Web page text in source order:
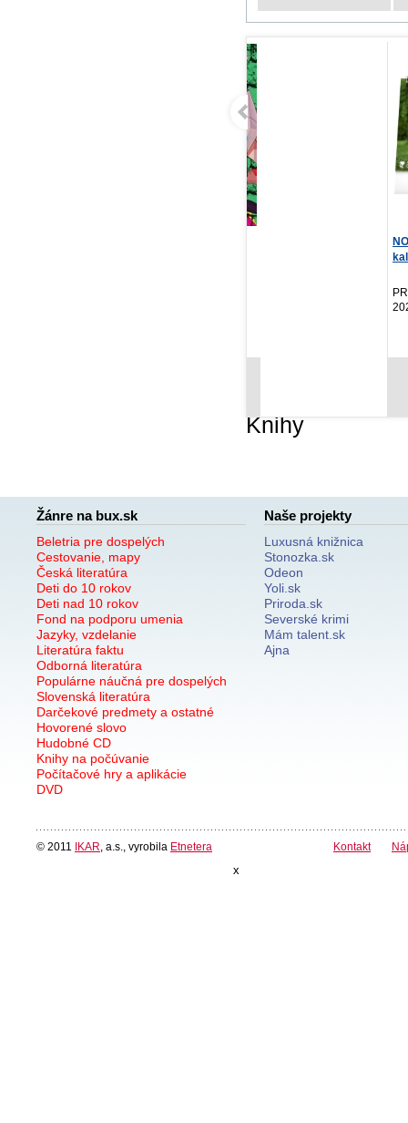
Knihy
Žánre na bux.sk
Beletria pre dospelých
Cestovanie, mapy
Česká literatúra
Deti do 10 rokov
Deti nad 10 rokov
Fond na podporu umenia
Jazyky, vzdelanie
Literatúra faktu
Odborná literatúra
Populárne náučná pre dospelých
Slovenská literatúra
Darčekové predmety a ostatné
Hovorené slovo
Hudobné CD
Knihy na počúvanie
Počítačové hry a aplikácie
DVD
Naše projekty
Luxusná knižnica
Stonozka.sk
Odeon
Yoli.sk
Priroda.sk
Severské krimi
Mám talent.sk
Ajna
© 2011 IKAR , a.s., vyrobila Etnetera Kontakt
x